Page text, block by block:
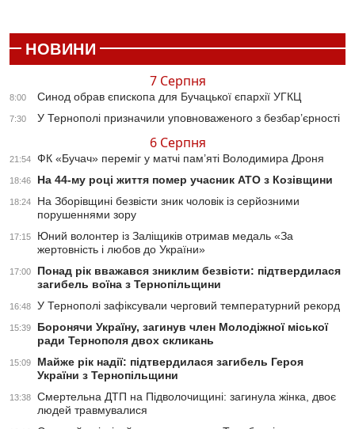
НОВИНИ
7 Серпня
8:00 Синод обрав єпископа для Бучацької єпархії УГКЦ
7:30 У Тернополі призначили уповноваженого з безбар’єрності
6 Серпня
21:54 ФК «Бучач» переміг у матчі пам’яті Володимира Дроня
18:46 На 44-му році життя помер учасник АТО з Козівщини
18:24
На Зборівщині безвісти зник чоловік із серйозними
порушеннями зору
17:15
Юний волонтер із Заліщиків отримав медаль «За
жертовність і любов до України»
17:00
Понад рік вважався зниклим безвісти: підтвердилася
загибель воїна з Тернопільщини
16:48 У Тернополі зафіксували черговий температурний рекорд
15:39
Боронячи Україну, загинув член Молодіжної міської
ради Тернополя двох скликань
15:09
Майже рік надії: підтвердилася загибель Героя
України з Тернопільщини
13:38
Смертельна ДТП на Підволочищині: загинула жінка, двоє
людей травмувалися